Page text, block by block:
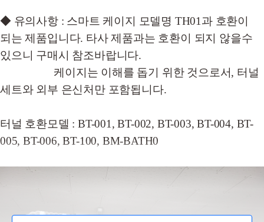
◆ 유의사항 : 스마트 케이지 모델명 TH01과 호환이
되는 제품입니다. 타사 제품과는 호환이 되지 않을수
있으니 구매시 참조바랍니다.
케이지는 이해를 돕기 위한 것으로서, 터널
세트와 외부 은신처만 포함됩니다.
터널 호환모델 : BT-001, BT-002, BT-003, BT-004, BT-
005, BT-006, BT-100, BM-BATH0